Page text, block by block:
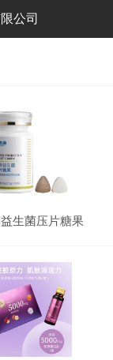
公司
生菌压片糖果